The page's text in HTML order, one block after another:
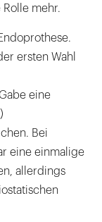
mehr.
ersten Wahl
eine
Bei
eine einmalige
allerdings